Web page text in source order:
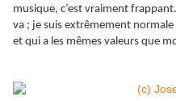
musique, c’est vraiment
va ; je suis extrêmement
et qui a les mêmes valeurs que